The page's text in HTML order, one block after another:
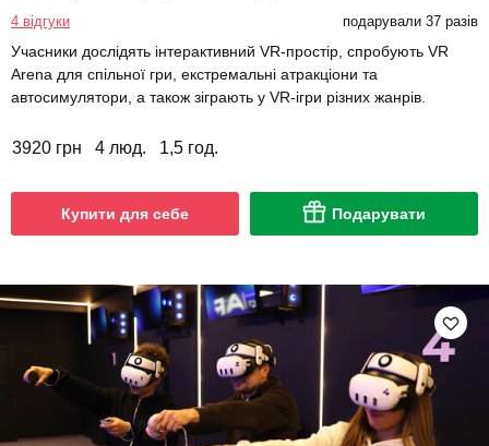
4 відгуки подарували 37 разів
Учасники дослідять інтерактивний VR-простір, спробують VR
Arena для спільної гри, екстремальні атракціони та
автосимулятори, а також зіграють у VR-ігри різних жанрів.
3920 грн 4 люд. 1,5 год.
Купити для себе Подарувати